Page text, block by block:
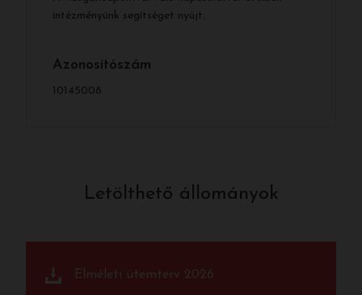
intézményünk segítséget nyújt.
Azonosítószám
10145008
Letölthető állományok
Elméleti ütemterv 2026